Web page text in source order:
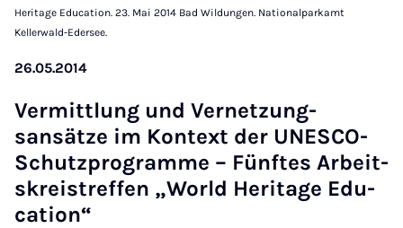
Heritage Education. 23. Mai 2014 Bad Wildungen. Nationalparkamt
Kellerwald-Edersee.
26.05.2014
Ver­mittlung und Vernet­zung­
sansätze im Kon­text der UN­ESCO-
Schutzpro­gramme – Fün­ft­es Arbeit­
skre­is­tref­fen „World Her­it­age Edu­
ca­tion“